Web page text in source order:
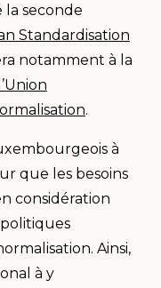
la seconde
Standardisation
notamment à la
.
à
que les besoins
considération
Ainsi,
à y